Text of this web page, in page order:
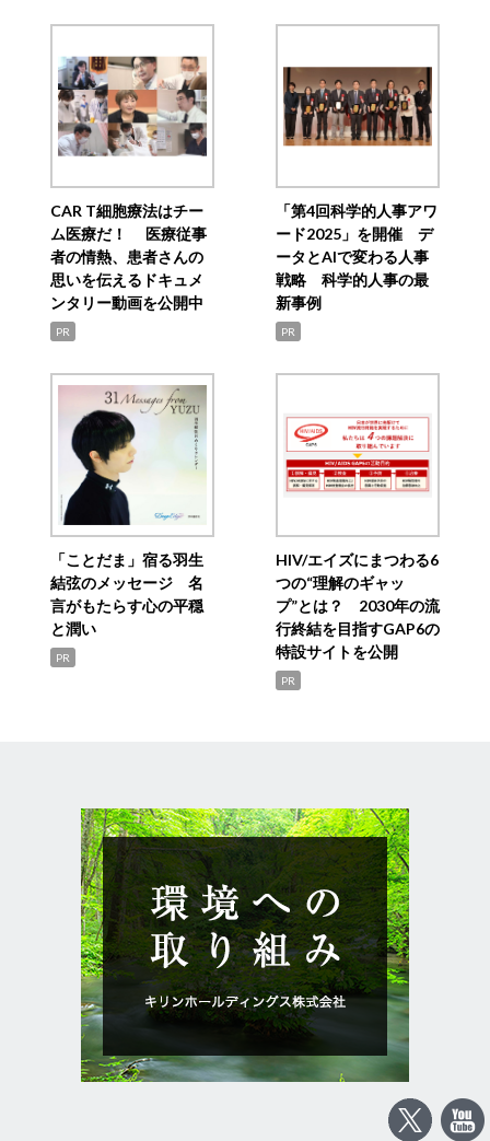
CAR T細胞療法はチー
ム医療だ！ 医療従事
者の情熱、患者さんの
思いを伝えるドキュメ
ンタリー動画を公開中
PR
「第4回科学的人事アワ
ード2025」を開催 デ
ータとAIで変わる人事
戦略 科学的人事の最
新事例
PR
「ことだま」宿る羽生
結弦のメッセージ 名
言がもたらす心の平穏
と潤い
PR
HIV/エイズにまつわる6
つの“理解のギャッ
プ”とは？ 2030年の流
行終結を目指すGAP6の
特設サイトを公開
PR